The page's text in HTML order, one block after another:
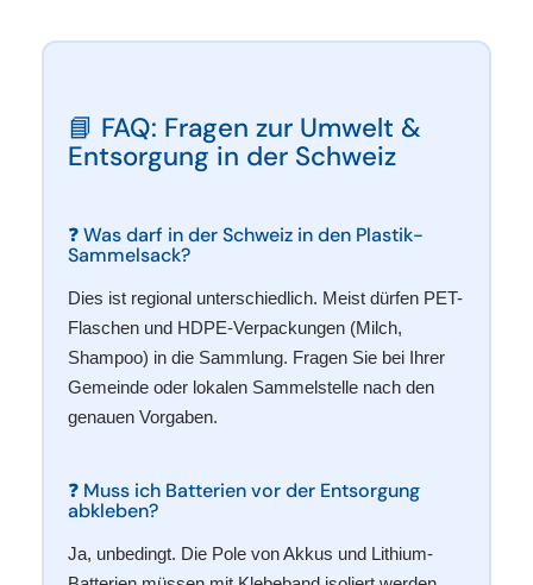
📘 FAQ: Fragen zur Umwelt &
Entsorgung in der Schweiz
❓ Was darf in der Schweiz in den Plastik-
Sammelsack?
Dies ist regional unterschiedlich. Meist dürfen PET-
Flaschen und HDPE-Verpackungen (Milch,
Shampoo) in die Sammlung. Fragen Sie bei Ihrer
Gemeinde oder lokalen Sammelstelle nach den
genauen Vorgaben.
❓ Muss ich Batterien vor der Entsorgung
abkleben?
Ja, unbedingt. Die Pole von Akkus und Lithium-